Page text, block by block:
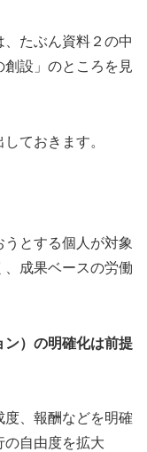
、たぶん資料２の中
設」のところを見
ておきます。
うとする個人が対象
、成果ベースの労働
ン）の明確化は前提
度、報酬などを明確
の自由度を拡大